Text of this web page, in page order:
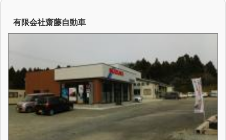
有限会社齋藤自動車